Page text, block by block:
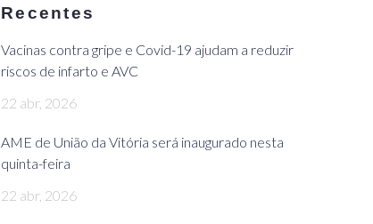
Recentes
Vacinas contra gripe e Covid-19 ajudam a reduzir
riscos de infarto e AVC
22 abr, 2026
AME de União da Vitória será inaugurado nesta
quinta-feira
22 abr, 2026